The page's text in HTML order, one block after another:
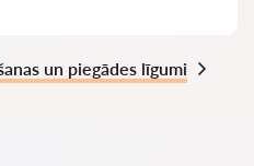
un piegādes līgumi